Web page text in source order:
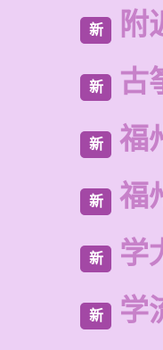
新 附
新 古
新 福
新 福
新 学
新 学